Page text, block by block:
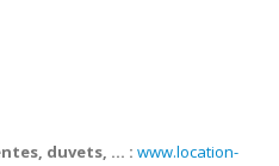
duvets, … : www.location-